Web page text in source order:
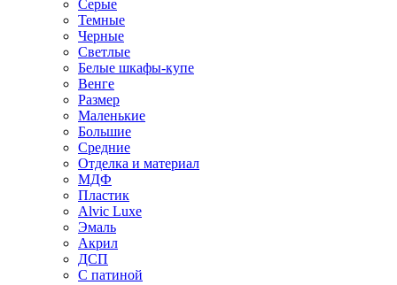
Серые
Темные
Черные
Светлые
Белые шкафы-купе
Венге
Размер
Маленькие
Большие
Средние
Отделка и материал
МДФ
Пластик
Alvic Luxe
Эмаль
Акрил
ДСП
С патиной